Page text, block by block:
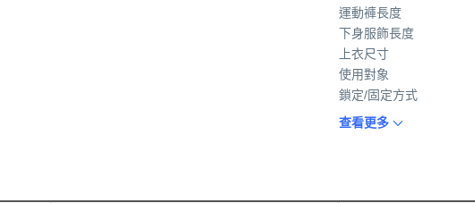
運動褲長度
下身服飾長度
上衣尺寸
使用對象
鎖定/固定方式
查看更多